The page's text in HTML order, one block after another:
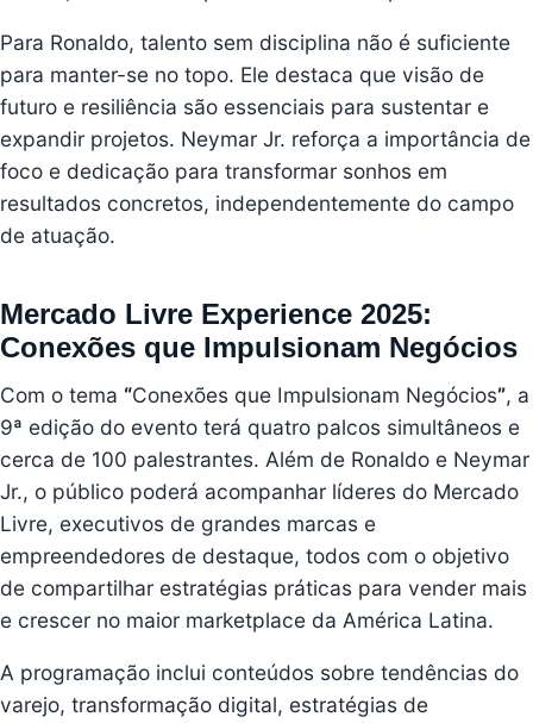
Para Ronaldo, talento sem disciplina não é suficiente
para manter-se no topo. Ele destaca que visão de
futuro e resiliência são essenciais para sustentar e
expandir projetos. Neymar Jr. reforça a importância de
foco e dedicação para transformar sonhos em
resultados concretos, independentemente do campo
de atuação.
Mercado Livre Experience 2025:
Conexões que Impulsionam Negócios
Com o tema “Conexões que Impulsionam Negócios”, a
9ª edição do evento terá quatro palcos simultâneos e
cerca de 100 palestrantes. Além de Ronaldo e Neymar
Jr., o público poderá acompanhar líderes do Mercado
Livre, executivos de grandes marcas e
empreendedores de destaque, todos com o objetivo
de compartilhar estratégias práticas para vender mais
e crescer no maior marketplace da América Latina.
A programação inclui conteúdos sobre tendências do
varejo, transformação digital, estratégias de